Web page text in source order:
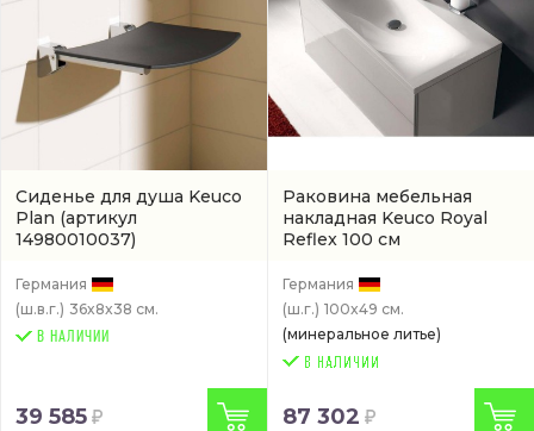
Сиденье для душа Keuco
Plan (артикул
14980010037)
Германия
(ш.в.г.) 36x8x38 см.
В НАЛИЧИИ
39 585
Раковина мебельная
накладная Keuco Royal
Reflex 100 см
Германия
(ш.г.) 100x49 см.
(минеральное литье)
87 302